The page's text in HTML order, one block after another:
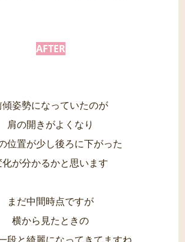
AFTER
傾姿勢になっていたのが
肩の開きがよくなり
位置が少し後ろに下がった
化が分かるかと思います
まだ中間時点ですが
横から見たときの